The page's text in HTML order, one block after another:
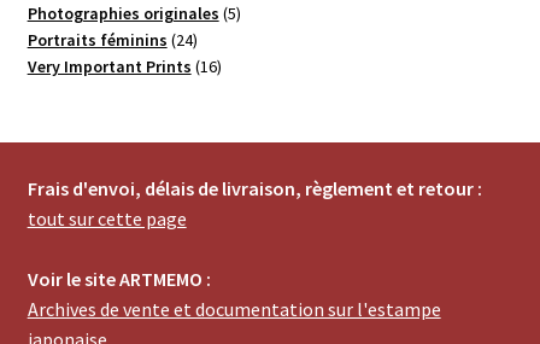
produits
Photographies originales 55
Portraits féminins 2424
produits
Very Important Prints 1616
Frais d'envoi, délais de livraison, règlement et retour :
tout sur cette page
Voir le site ARTMEMO :
Archives de vente et documentation sur l'estampe
japonaise